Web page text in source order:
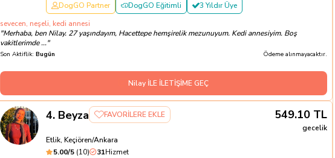
DogGO Partner
DogGO Eğitimli
3 Yıldır Üye
sevecen, neşeli, kedi annesi
"Merhaba, ben Nilay. 27 yaşındayım, Hacettepe hemşirelik mezunuyum. Kedi annesiyim. Boş
vakitlerimde ..."
Son Aktiflik: Bugün Ödeme alınmayacaktır.
Nilay İLE İLETİŞİME GEÇ
4. Beyza FAVORİLERE EKLE 549.10TL
gecelik
Etlik, Keçiören/Ankara
5.00/5 (10) 31Hizmet